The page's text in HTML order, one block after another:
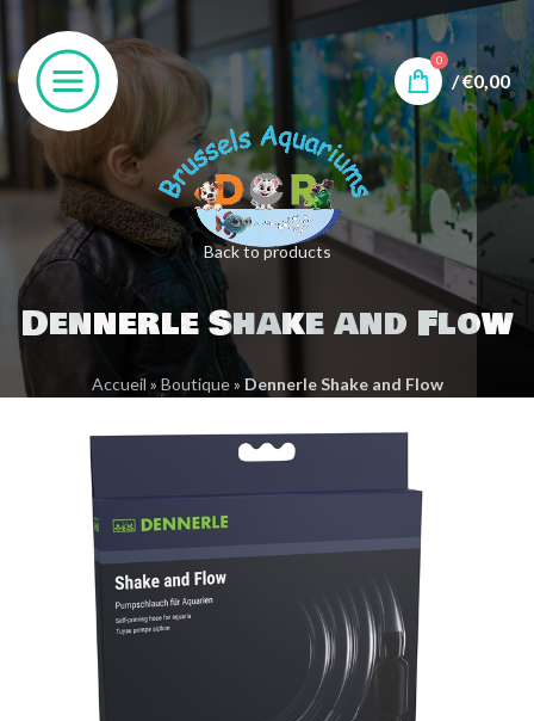
0
/€0,00
Back to products
Dennerle Shake and Flow
Accueil » Boutique» Dennerle Shake and Flow